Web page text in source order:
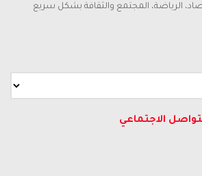
الرياضة، المجتمع والثقافة بشكل سريع
الاجتماعي